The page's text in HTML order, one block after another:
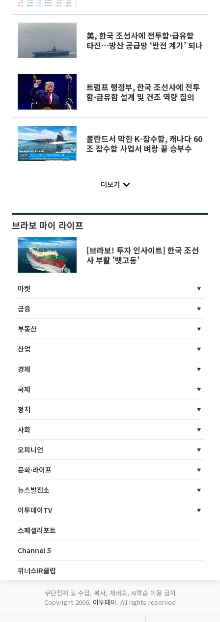
美, 한국 조선사에 전투함·급유함
타진…방산 공급망 ‘반전 계기’ 되나
트럼프 행정부, 한국 조선사에 전투
함·급유함 설계 및 건조 역량 질의
폴란드서 막힌 K-잠수함, 캐나다 60
조 잠수함 사업서 벼랑 끝 승부수
더보기
브라보 마이 라이프
[브라보! 투자 인사이트] 한국 조선
사 부활 '뱃고동'
마켓
금융
부동산
산업
경제
국제
정치
사회
오피니언
문화·라이프
뉴스발전소
이투데이TV
스페셜리포트
Channel 5
위너스IR클럽
무단전재 및 수집, 복사, 재배포, AI학습 이용 금지
Copyright 2006. 이투데이. All rights reserved